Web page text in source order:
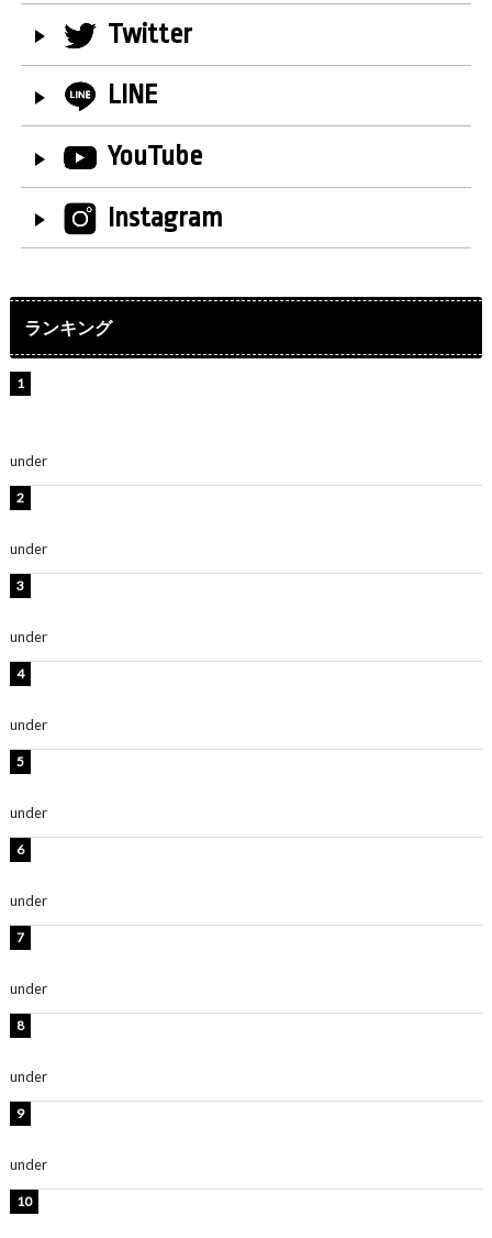
Twitter
LINE
YouTube
Instagram
ランキング
under
under
under
under
under
under
under
under
under